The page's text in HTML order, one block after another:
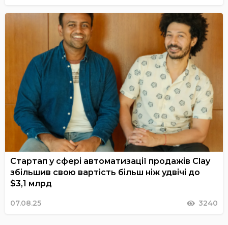
Стартап у сфері автоматизації продажів Clay
збільшив свою вартість більш ніж удвічі до
$3,1 млрд
07.08.25 3240